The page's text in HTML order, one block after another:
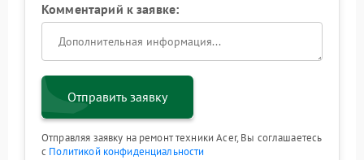
Комментарий к заявке:
Отправить заявку
Отправляя заявку на ремонт техники Acer, Вы соглашаетесь
с Политикой конфиденциальности